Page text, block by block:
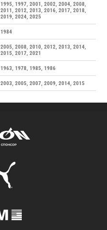
1995, 1997, 2001, 2002, 2004, 2008,
2011, 2012, 2013, 2016, 2017, 2018,
2019, 2024, 2025
1984
2005, 2008, 2010, 2012, 2013, 2014,
2015, 2017, 2021
1963, 1978, 1985, 1986
2003, 2005, 2007, 2009, 2014, 2015